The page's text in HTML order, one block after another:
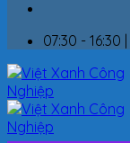
07:30 - 16:30 |